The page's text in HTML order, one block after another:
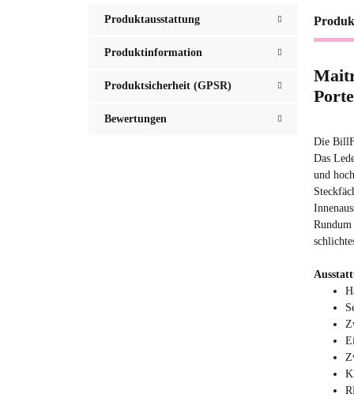
Produktausstattung
Produktinformation
Produktsicherheit (GPSR)
Bewertungen
Die
Das
und
Rundum